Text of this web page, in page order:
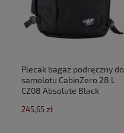
Plecak bagaż podręczny do
samolotu CabinZero 28 L
CZ08 Absolute Black
Air)
245,65 zł